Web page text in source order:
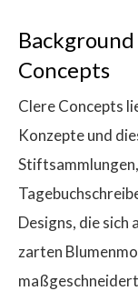
Concepts
Clere Concepts
Konzepte und
Designs, die sich
zarten